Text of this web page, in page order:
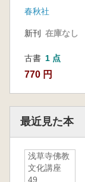
春秋社
新刊 在庫なし
古書 1 点
770 円
最近見た本
浅草寺佛教
文化講座
49